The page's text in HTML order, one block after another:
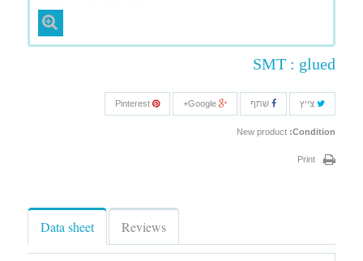
SMT : glued
צייץ שתף
Condition:
New product
Print
Data sheet Reviews